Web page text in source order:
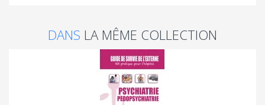
DANS LA MÊME COLLECTION